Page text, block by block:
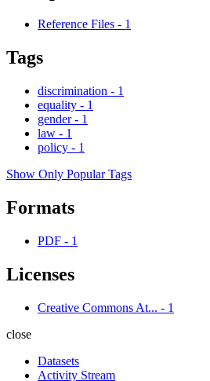
Reference Files - 1
Tags
discrimination - 1
equality - 1
gender - 1
law - 1
policy - 1
Show Only Popular Tags
Formats
PDF - 1
Licenses
Creative Commons At... - 1
close
Datasets
Activity Stream